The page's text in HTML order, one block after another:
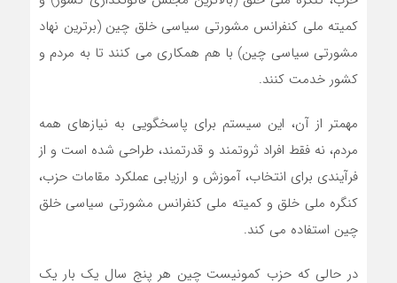
کمیته ملی کنفرانس مشورتی سیاسی خلق چین (برترین نهاد
مشورتی سیاسی چین) با هم همکاری می کنند تا به مردم و
کشور خدمت کنند.
مهمتر از آن، این سیستم برای پاسخگویی به نیازهای همه
مردم، نه فقط افراد ثروتمند و قدرتمند، طراحی شده است و از
فرآیندی برای انتخاب، آموزش و ارزیابی عملکرد مقامات حزب،
کنگره ملی خلق و کمیته ملی کنفرانس مشورتی سیاسی خلق
چین استفاده می کند.
در حالی که حزب کمونیست چین هر پنج سال یک بار یک